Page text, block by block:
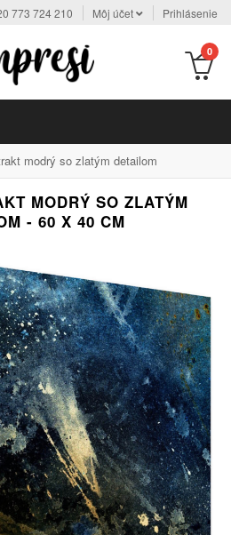
773 724 210 Môj účet Prihlásenie
0
modrý so zlatým detailom
MODRÝ SO ZLATÝM
- 60 X 40 CM